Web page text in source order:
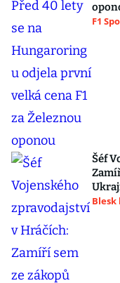
F1
Šéf
Blesk